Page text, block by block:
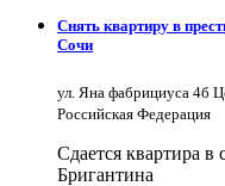
Снять квартиру в
Сочи
ул. Яна фабрициуса 4б
Российская Федерация
Сдается квартира
Бригантина